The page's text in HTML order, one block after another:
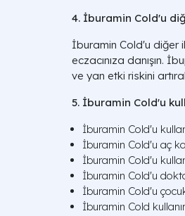
4. İburamin Cold'u
İburamin Cold'u diğer
eczacınıza danışın.
ve yan etki riskini
5. İburamin Cold'u
İburamin Cold'u
İburamin Cold'u aç
İburamin Cold'u
İburamin Cold'u
İburamin Cold'u
İburamin Cold